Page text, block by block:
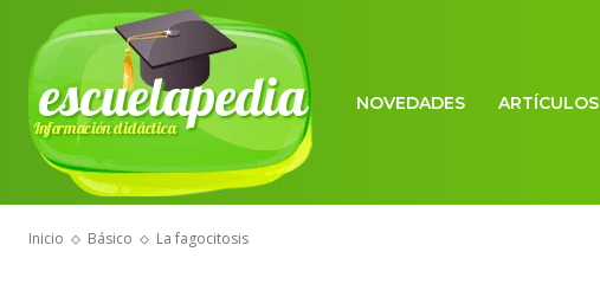
escuelapedia
Información didáctica
NOVEDADES ARTÍCULOS
Inicio Básico La fagocitosis
BÁSICO
La fagocitosis